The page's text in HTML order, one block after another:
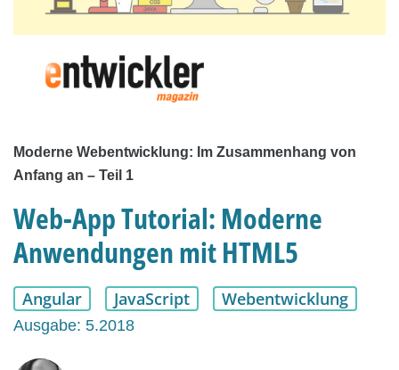
Moderne Webentwicklung: Im Zusammenhang von
Anfang an – Teil 1
Web-App Tutorial: Moderne
Anwendungen mit HTML5
Angular JavaScript Webentwicklung
Ausgabe: 5.2018